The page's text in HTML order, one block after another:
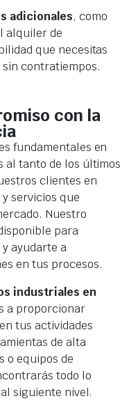
adicionales, como
alquiler de
que necesitas
contratiempos.
con la
fundamentales en
al tanto de los últimos
clientes en
servicios que
Nuestro
para
y ayudarte a
en tus procesos.
industriales en
a proporcionar
tus actividades
de alta
o equipos de
todo lo
siguiente nivel.